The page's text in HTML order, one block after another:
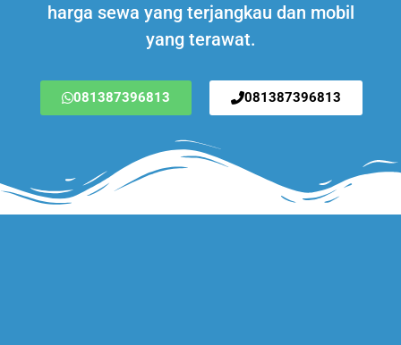
harga sewa yang terjangkau dan mobil
yang terawat.
081387396813 081387396813